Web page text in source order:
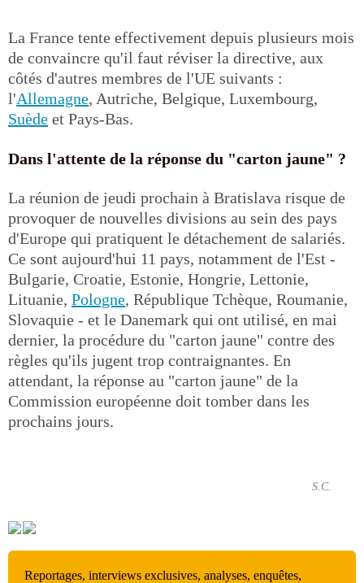
La France tente effectivement depuis plusieurs mois
de convaincre qu'il faut réviser la directive, aux
côtés d'autres membres de l'UE suivants :
l'Allemagne, Autriche, Belgique, Luxembourg,
Suède et Pays-Bas.
Dans l'attente de la réponse du "carton jaune" ?
La réunion de jeudi prochain à Bratislava risque de
provoquer de nouvelles divisions au sein des pays
d'Europe qui pratiquent le détachement de salariés.
Ce sont aujourd'hui 11 pays, notamment de l'Est -
Bulgarie, Croatie, Estonie, Hongrie, Lettonie,
Lituanie, Pologne, République Tchèque, Roumanie,
Slovaquie - et le Danemark qui ont utilisé, en mai
dernier, la procédure du "carton jaune" contre des
règles qu'ils jugent trop contraignantes. En
attendant, la réponse au "carton jaune" de la
Commission européenne doit tomber dans les
prochains jours.
S.C.
Reportages, interviews exclusives, analyses, enquêtes,